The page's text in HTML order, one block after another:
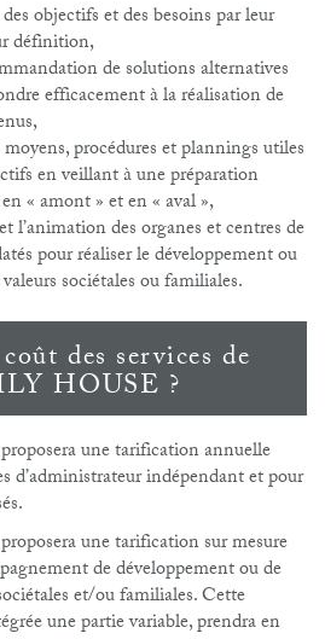
objectifs et des besoins par leur
définition,
de solutions alternatives
efficacement à la réalisation de
procédures et plannings utiles
en veillant à une préparation
« amont » et en « aval »,
l’animation des organes et centres de
pour réaliser le développement ou
sociétales ou familiales.
des services de
HOUSE ?
une tarification annuelle
d’administrateur indépendant et pour
une tarification sur mesure
de développement ou de
et/ou familiales. Cette
une partie variable, prendra en